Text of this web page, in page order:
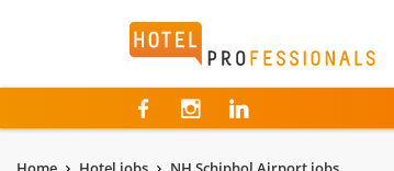
Hotelprofessionals